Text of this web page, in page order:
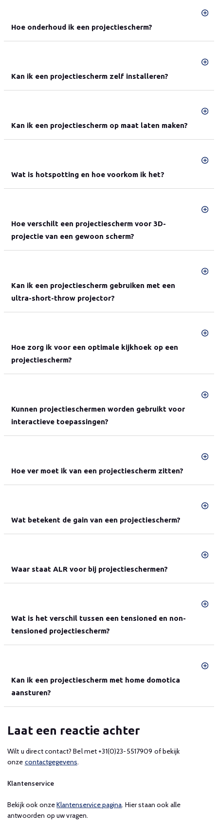
Hoe onderhoud ik een projectiescherm?
Kan ik een projectiescherm zelf installeren?
Kan ik een projectiescherm op maat laten maken?
Wat is hotspotting en hoe voorkom ik het?
Hoe verschilt een projectiescherm voor 3D-
projectie van een gewoon scherm?
Kan ik een projectiescherm gebruiken met een
ultra-short-throw projector?
Hoe zorg ik voor een optimale kijkhoek op een
projectiescherm?
Kunnen projectieschermen worden gebruikt voor
interactieve toepassingen?
Hoe ver moet ik van een projectiescherm zitten?
Wat betekent de gain van een projectiescherm?
Waar staat ALR voor bij projectieschermen?
Wat is het verschil tussen een tensioned en non-
tensioned projectiescherm?
Kan ik een projectiescherm met home domotica
aansturen?
Laat een reactie achter
Wilt u direct contact? Bel met +31(0)23-5517909 of bekijk
onze contactgegevens.
Klantenservice
Bekijk ook onzeKlantenservice pagina. Hier staan ook alle
antwoorden op uw vragen.